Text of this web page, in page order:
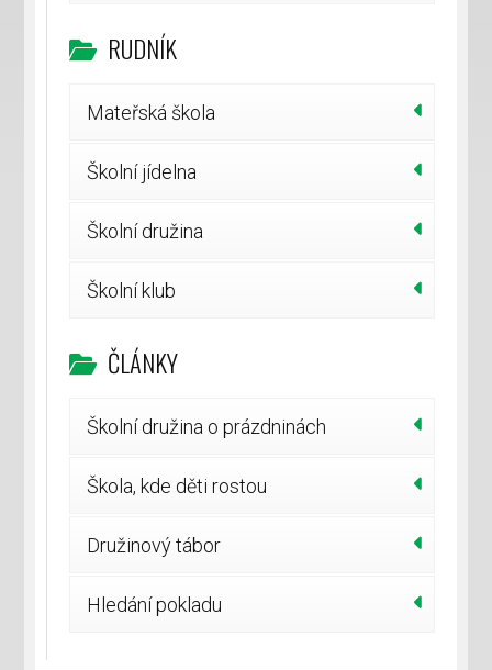
RUDNÍK
Mateřská škola
Školní jídelna
Školní družina
Školní klub
ČLÁNKY
Školní družina o prázdninách
Škola, kde děti rostou
Družinový tábor
Hledání pokladu